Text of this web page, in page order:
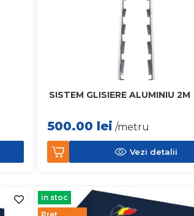
SISTEM GLISIERE ALUMINIU 2M
500.00 lei /metru
Vezi detalii
in stoc